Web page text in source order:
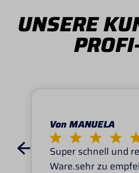
UNSERE
Von MANUELA
Super schnell und
Ware.sehr zu